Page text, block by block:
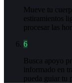
Mueve tu
estiramientos
procesar las
6
Busca apoyo
informado en
pueda guiar tu